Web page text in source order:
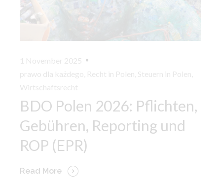
1 November 2025
prawo dla każdego Recht in Polen Steuern in Polen
Wirtschaftsrecht
BDO Polen 2026: Pflichten,
Gebühren, Reporting und
ROP (EPR)
Read More